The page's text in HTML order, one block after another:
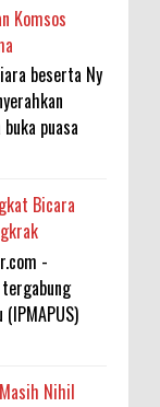
Komsos
beserta Ny
puasa
Bicara
-
Nihil